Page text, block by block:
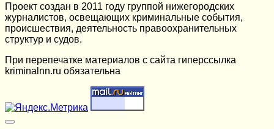
Проект создан в 2011 году группой нижегородских
журналистов, освещающих криминальные события,
происшествия, деятельность правоохранительных
структур и судов.
При перепечатке материалов c сайта гиперссылка
kriminalnn.ru обязательна